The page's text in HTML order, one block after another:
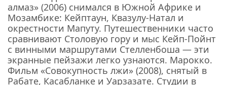
алмаз» (2006) снимался в Южной Африке и
Мозамбике: Кейптаун, Квазулу-Натал и
окрестности Мапуту. Путешественники часто
сравнивают Столовую гору и мыс Кейп-Пойнт
с винными маршрутами Стелленбоша — эти
экранные пейзажи легко узнаются. Марокко.
Фильм «Совокупность лжи» (2008), снятый в
Рабате, Касабланке и Уарзазате. Студии в